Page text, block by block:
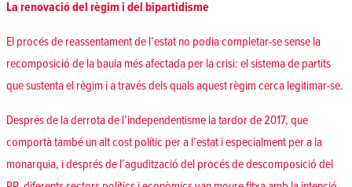
La renovació del règim i del bipartidisme
El procés de reassentament de l’estat no podia completar-se sense la
recomposició de la baula més afectada per la crisi: el sistema de partits
que sustenta el règim i a través dels quals aquest règim cerca legitimar-se.
Després de la derrota de l’independentisme la tardor de 2017, que
comportà també un alt cost polític per a l’estat i especialment per a la
monarquia, i després de l’agudització del procés de descomposició del